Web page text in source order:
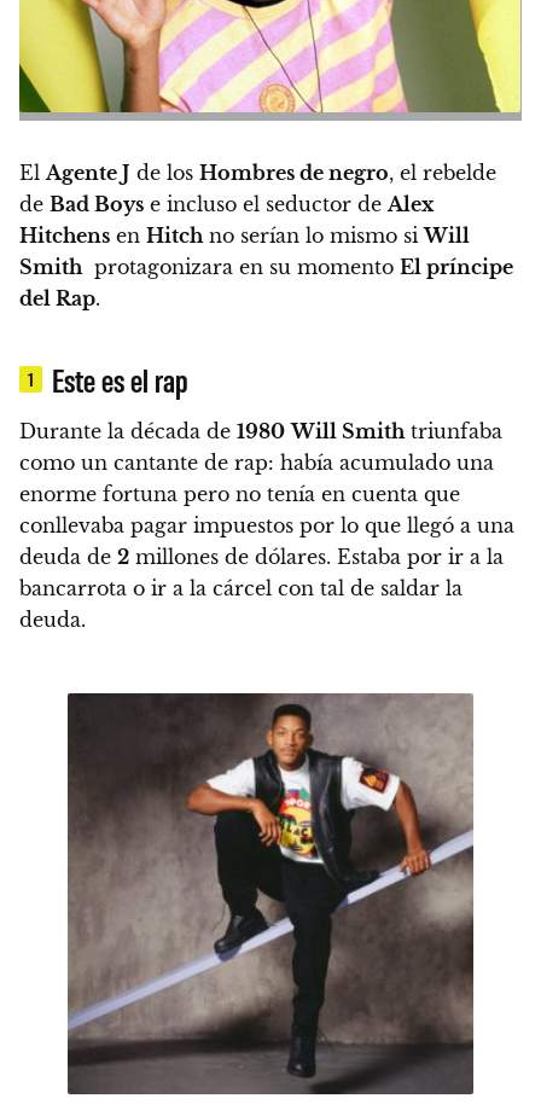
El Agente J de los Hombres de negro, el rebelde
de Bad Boys e incluso el seductor de Alex
Hitchens en Hitch no serían lo mismo siWill
Smith protagonizara en su momento El príncipe
del Rap.
1 Este es el rap
Durante la década de 1980 Will Smith triunfaba
como un cantante de rap: había acumulado una
enorme fortuna pero no tenía en cuenta que
conllevaba pagar impuestos por lo que llegó a una
deuda de 2 millones de dólares. Estaba por ir a la
bancarrota o ir a la cárcel con tal de saldar la
deuda.